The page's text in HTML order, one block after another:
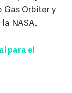
Gas Orbiter y
NASA.
para el